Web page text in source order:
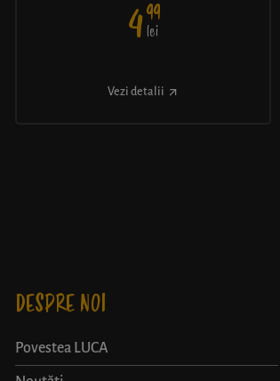
499
lei
Vezi detalii
DESPRE NOI
Povestea LUCA